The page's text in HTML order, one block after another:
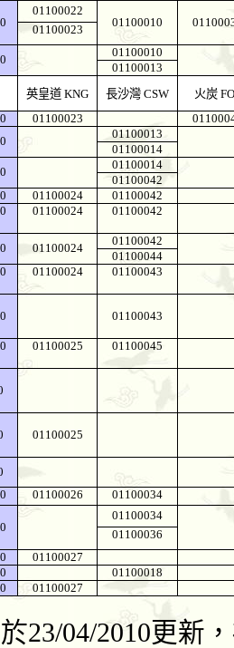
01100022
01100010
01100023
01100010
01100013
英皇道 KNG 長沙灣 CSW 火炭
01100023
01100013
01100014
01100014
01100042
01100024
01100042
01100024 01100042
01100024
01100042
01100044
01100024 01100043
01100043
01100025 01100045
01100025
01100026 01100034
01100034
01100036
01100027
01100018
01100027
23/04/2010更新